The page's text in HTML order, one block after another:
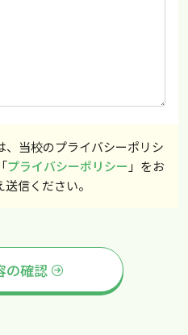
、当校のプライバシーポリシ
プライバシーポリシー 」をお
信ください。
の確認